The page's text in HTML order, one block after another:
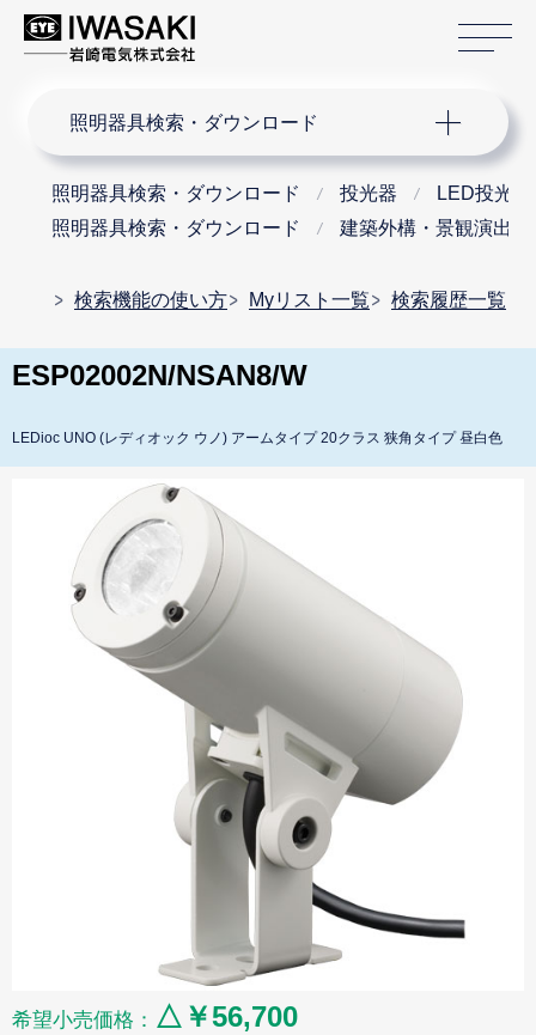
照明器具検索・ダウンロード
照明器具検索・ダウンロード 投光器
LED投光器
照明器具検索・ダウンロード
建築外構・景観演出用
検索機能の使い方 Myリスト一覧 検索履歴一覧
ESP02002N/NSAN8/W
LEDioc UNO (レディオック ウノ) アームタイプ 20クラス 狭角タイプ 昼白色
希望小売価格： △￥56,700